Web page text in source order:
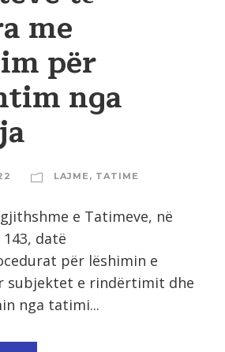
me
për
nga
LAJME , TATIME
e Tatimeve, në
datë
për lëshimin e
subjektet e rindërtimit dhe
nga tatimi...